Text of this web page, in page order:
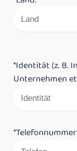
*Identität (z. B.
Unternehmen